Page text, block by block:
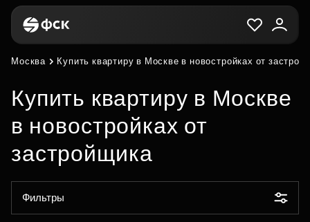
Москва Купить квартиру в Москве в новостройках от
Купить квартиру в Москве
в новостройках от
застройщика
Фильтры